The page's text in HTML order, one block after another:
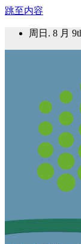
跳至内容
周日. 8 月